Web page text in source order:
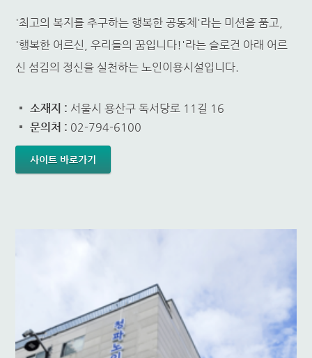
'최고의 복지를 추구하는 행복한 공동체'라는 미션을 품고,
'행복한 어르신, 우리들의 꿈입니다!'라는 슬로건 아래 어르
신 섬김의 정신을 실천하는 노인이용시설입니다.
소재지 : 서울시 용산구 독서당로 11길 16
문의처 : 02-794-6100
사이트 바로가기